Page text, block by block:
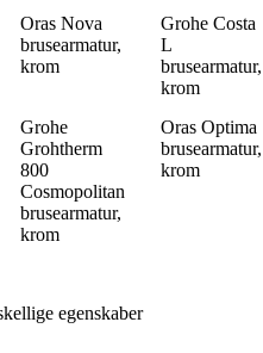
Oras Nova
brusearmatur,
krom
Grohe Costa
L
brusearmatur,
krom
Grohe
Grohtherm
800
Cosmopolitan
brusearmatur,
krom
Oras Optima
brusearmatur,
krom
egenskaber